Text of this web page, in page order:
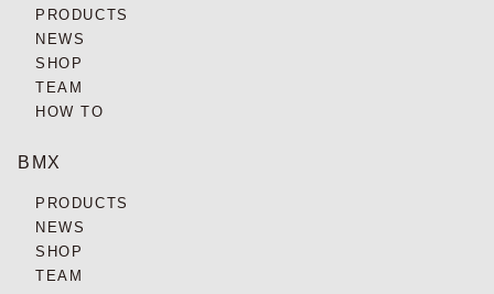
PRODUCTS
NEWS
SHOP
TEAM
HOW TO
BMX
PRODUCTS
NEWS
SHOP
TEAM